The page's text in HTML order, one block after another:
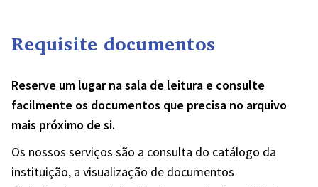
Requisite documentos
Reserve um lugar na sala de leitura e consulte
facilmente os documentos que precisa no arquivo
mais próximo de si.
Os nossos serviços são a consulta do catálogo da
instituição, a visualização de documentos